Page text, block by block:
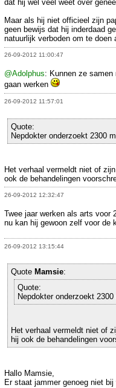
dat hij wel veel weet over
Maar als hij niet officieel zijn
geen bewijs dat hij inderdaad
natuurlijk verboden om te doen
26-09-2012 11:00:47
@Adolphus: Kunnen ze
gaan werken
26-09-2012 11:57:01
Quote:
Nepdokter onderzoekt 2300
Het verhaal vermeldt niet of
ook de behandelingen
26-09-2012 12:32:47
Twee jaar werken als arts voor
nu kan hij gewoon zelf voor de
26-09-2012 13:15:44
Quote Mamsie:
Quote:
Nepdokter onderzoekt
Het verhaal vermeldt niet of
hij ook de behandelingen
Hallo Mamsie,
Er staat jammer genoeg niet